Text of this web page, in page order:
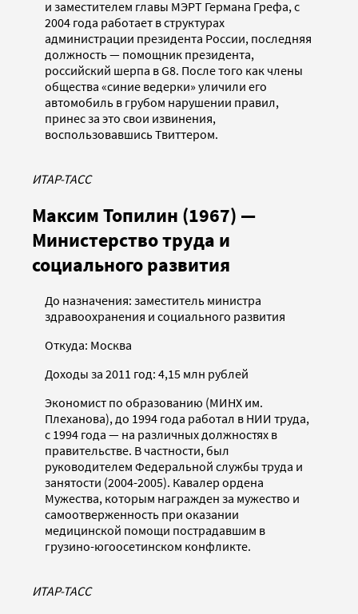
и заместителем главы МЭРТ Германа Грефа, с
2004 года работает в структурах
администрации президента России, последняя
должность — помощник президента,
российский шерпа в G8. После того как члены
общества «синие ведерки» уличили его
автомобиль в грубом нарушении правил,
принес за это свои извинения,
воспользовавшись Твиттером.
ИТАР-ТАСС
Максим Топилин (1967) —
Министерство труда и
социального развития
До назначения: заместитель министра
здравоохранения и социального развития
Откуда: Москва
Доходы за 2011 год: 4,15 млн рублей
Экономист по образованию (МИНХ им.
Плеханова), до 1994 года работал в НИИ труда,
с 1994 года — на различных должностях в
правительстве. В частности, был
руководителем Федеральной службы труда и
занятости (2004-2005). Кавалер ордена
Мужества, которым награжден за мужество и
самоотверженность при оказании
медицинской помощи пострадавшим в
грузино-югоосетинском конфликте.
ИТАР-ТАСС